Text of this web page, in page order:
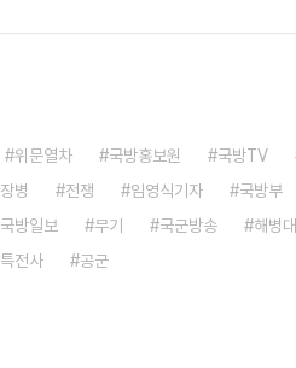
위문열차 국방홍보원 국방TV
장병 전쟁 임영식기자 국방부
국방일보 무기 국군방송 해병대
특전사 공군